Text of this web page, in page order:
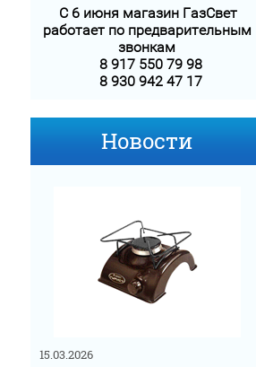
С 6 июня магазин ГазСвет
работаетпо предварительным
звонкам
8 917 550 79 98
8 930 942 47 17
Новости
15.03.2026